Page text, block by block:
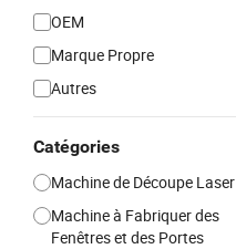
OEM
Marque Propre
Autres
Catégories
Machine de Découpe Laser
Machine à Fabriquer des
Fenêtres et des Portes